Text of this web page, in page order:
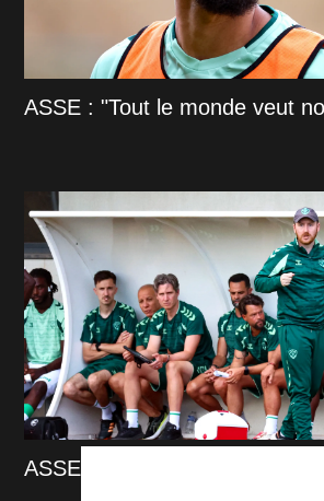
ASSE : "Tout le monde veut
ASSE : Ian Cathro innove